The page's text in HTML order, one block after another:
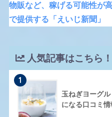
物販など、稼げる可能性が
で提供する「えいじ新聞」
人気記事はこちら！
1
玉ねぎヨーグ
になる口コミ情